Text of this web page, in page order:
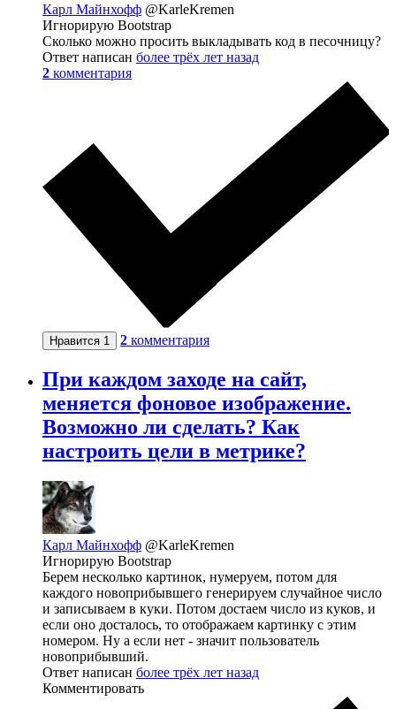
Карл Майнхофф @KarleKremen
Игнорирую Bootstrap
Сколько можно просить выкладывать код в песочницу?
Ответ написан более трёх лет назад
2 комментария
Нравится 1 2 комментария
При каждом заходе на сайт,
меняется фоновое изображение.
Возможно ли сделать? Как
настроить цели в метрике?
Карл Майнхофф @KarleKremen
Игнорирую Bootstrap
Берем несколько картинок, нумеруем, потом для
каждого новоприбывшего генерируем случайное число
и записываем в куки. Потом достаем число из куков, и
если оно досталось, то отображаем картинку с этим
номером. Ну а если нет - значит пользователь
новоприбывший.
Ответ написан более трёх лет назад
Комментировать